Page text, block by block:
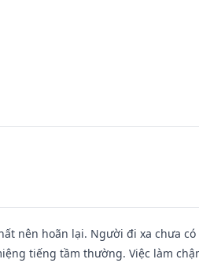
nên hoãn lại. Người đi xa chưa
tiếng tầm thường. Việc làm